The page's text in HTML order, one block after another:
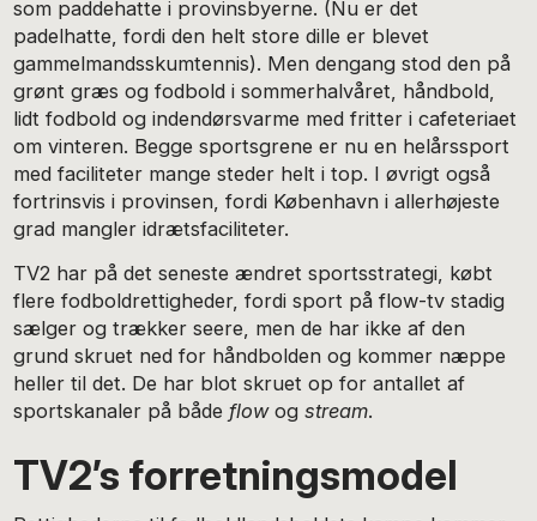
som paddehatte i provinsbyerne. (Nu er det
padelhatte, fordi den helt store dille er blevet
gammelmandsskumtennis). Men dengang stod den på
grønt græs og fodbold i sommerhalvåret, håndbold,
lidt fodbold og indendørsvarme med fritter i cafeteriaet
om vinteren. Begge sportsgrene er nu en helårssport
med faciliteter mange steder helt i top. I øvrigt også
fortrinsvis i provinsen, fordi København i allerhøjeste
grad mangler idrætsfaciliteter.
TV2 har på det seneste ændret sportsstrategi, købt
flere fodboldrettigheder, fordi sport på flow-tv stadig
sælger og trækker seere, men de har ikke af den
grund skruet ned for håndbolden og kommer næppe
heller til det. De har blot skruet op for antallet af
sportskanaler på bådeflowogstream.
TV2’s forretningsmodel